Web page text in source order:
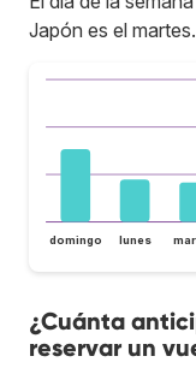
Japón es el martes.
domingo lunes
¿Cuánta
reservar un